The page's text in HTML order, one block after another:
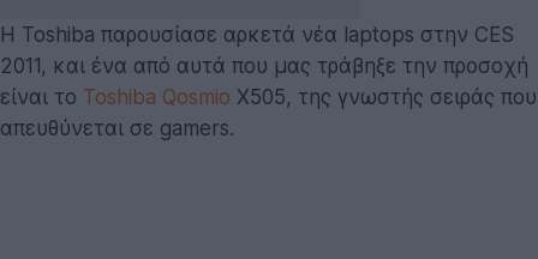
Η Toshiba παρουσίασε αρκετά νέα laptops στην CES
2011, και ένα από αυτά που μας τράβηξε την προσοχή
είναι το Toshiba Qosmio X505, της γνωστής σειράς που
απευθύνεται σε gamers.